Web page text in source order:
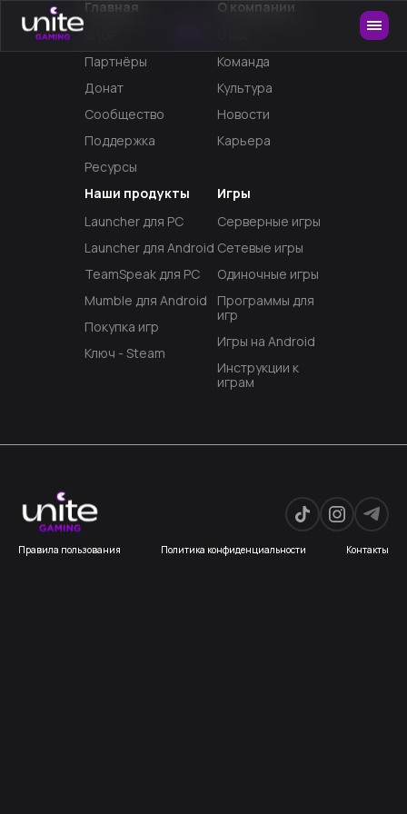
Главная
Партнёры
Донат
Сообщество
Поддержка
Ресурсы
Наши продукты
Launcher для PC
Launcher для Android
TeamSpeak для PC
Mumble для Android
Покупка игр
Ключ - Steam
Игры
Серверные игры
Сетевые игры
Одиночные игры
Программы для
игр
Игры на Android
Инструкции к
играм
О компании
Команда
Культура
Новости
Карьера
Правила пользования Политика конфиденциальности Контакты